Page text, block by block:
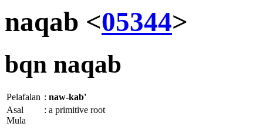
naqab <05344>
bqn naqab
Pelafalan : naw-kab'
Asal
Mula
: a primitive root